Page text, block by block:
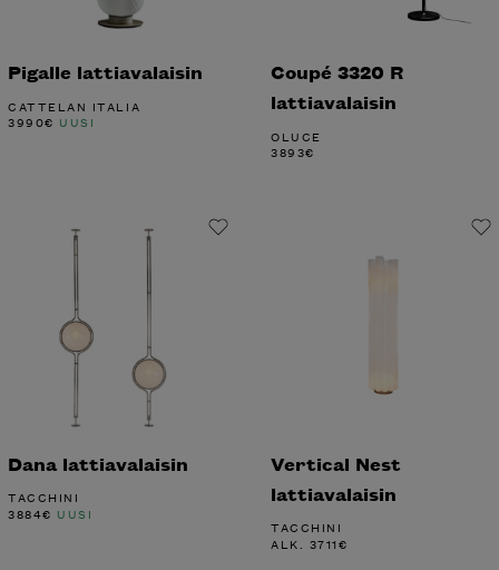
Pigalle lattiavalaisin
CATTELAN ITALIA
3990€ UUSI
Coupé 3320 R
lattiavalaisin
OLUCE
3893€
Dana lattiavalaisin
TACCHINI
3884€ UUSI
Vertical Nest
lattiavalaisin
TACCHINI
ALK. 3711€